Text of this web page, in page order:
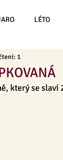
LÉTO
1
který se